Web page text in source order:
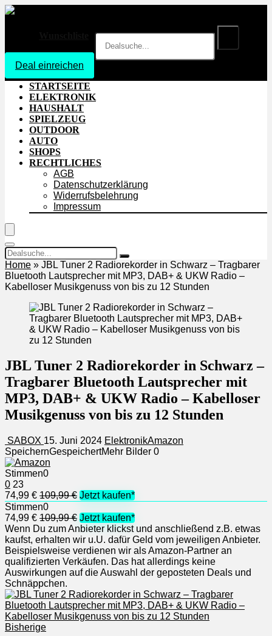
Deal einreichen
STARTSEITE
ELEKTRONIK
HAUSHALT
SPIELZEUG
OUTDOOR
AUTO
SHOPS
RECHTLICHES
AGB
Datenschutzerklärung
Widerrufsbelehrung
Impressum
Home » JBL Tuner 2 Radiorekorder in Schwarz – Tragbarer
Bluetooth Lautsprecher mit MP3, DAB+ & UKW Radio –
Kabelloser Musikgenuss von bis zu 12 Stunden
JBL Tuner 2 Radiorekorder in Schwarz –
Tragbarer Bluetooth Lautsprecher mit
MP3, DAB+ & UKW Radio – Kabelloser
Musikgenuss von bis zu 12 Stunden
SABOX 15. Juni 2024 ElektronikAmazon
SpeichernGespeichertMehr Bilder 0
Stimmen0
0 23
74,99 € 109,99 € Jetzt kaufen*
Stimmen0
74,99 € 109,99 € Jetzt kaufen*
Wenn Du zum Anbieter klickst und anschließend z.B. etwas
kaufst, erhalten wir u.U. dafür Geld vom jeweiligen Anbieter.
Beispielsweise verdienen wir als Amazon-Partner an
qualifizierten Verkäufen. Das hat allerdings keine
Auswirkungen auf die Auswahl der geposteten Deals und
Schnäppchen.
Bisherige